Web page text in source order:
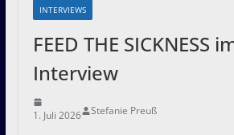
INTERVIEWS
FEED THE SICKNESS
Interview
1. Juli 2026 Stefanie Preuß